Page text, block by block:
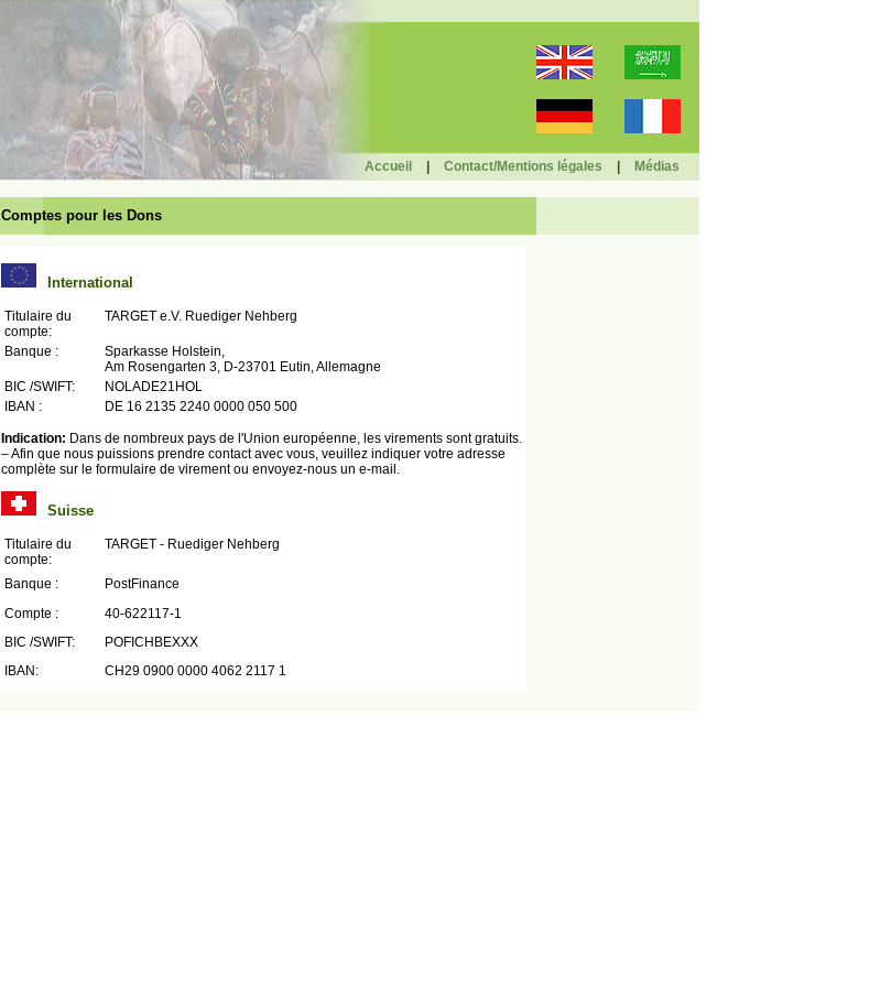
Accueil Contact/Mentions légales Médias
Comptes pour les Dons
International
Titulaire du
compte:
TARGET e.V. Ruediger Nehberg
Banque :
Sparkasse Holstein,
Am Rosengarten 3, D-23701 Eutin, Allemagne
BIC /SWIFT:
NOLADE21HOL
IBAN :
DE 16 2135 2240 0000 050 500
Indication: Dans de nombreux pays de l'Union européenne, les virements sont gratuits.
– Afin que nous puissions prendre contact avec vous, veuillez indiquer votre adresse
complète sur le formulaire de virement ou envoyez-nous un e-mail.
Suisse
Titulaire du
compte:
TARGET - Ruediger Nehberg
Banque :
PostFinance
Compte :
40-622117-1
BIC /SWIFT:
POFICHBEXXX
IBAN:
CH29 0900 0000 4062 2117 1